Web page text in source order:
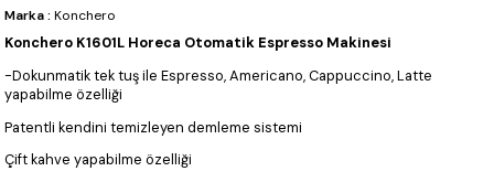
Marka : Konchero
Konchero K1601L Horeca Otomatik Espresso Makinesi
-Dokunmatik tek tuş ile Espresso, Americano, Cappuccino, Latte
yapabilme özelliği
Patentli kendini temizleyen demleme sistemi
Çift kahve yapabilme özelliği